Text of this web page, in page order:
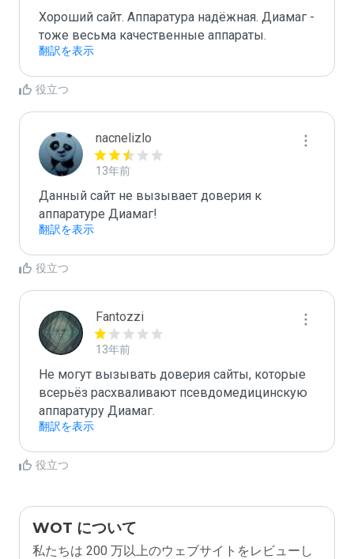
Хороший сайт. Аппаратура надёжная. Диамаг -
тоже весьма качественные аппараты.
翻訳を表示
役立つ
nacnelizlo
13年前
Данный сайт не вызывает доверия к
аппаратуре Диамаг!
翻訳を表示
役立つ
Fantozzi
13年前
Не могут вызывать доверия сайты, которые
всерьёз расхваливают псевдомедицинскую
аппаратуру Диамаг.
翻訳を表示
役立つ
WOT について
私たちは 200 万以上のウェブサイトをレビューし